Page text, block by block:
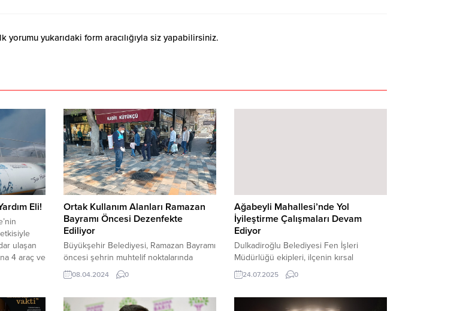
yorumu yukarıdaki form aracılığıyla siz yapabilirsiniz.
Eli!
ulaşan
4 araç ve
koydu.
Ortak Kullanım Alanları Ramazan
Bayramı Öncesi Dezenfekte
Ediliyor
Büyükşehir Belediyesi, Ramazan Bayramı
öncesi şehrin muhtelif noktalarında
ilaçlama ve dezenfeksiyon uygulamalarını
yoğun bir şekilde sürdürüyor. Ekipler
Kahramanmaraş Büyükşehir Belediyesi,
08.04.2024 0
Ağabeyli Mahallesi’nde Yol
İyileştirme Çalışmaları Devam
Ediyor
Dulkadiroğlu Belediyesi Fen İşleri
Müdürlüğü ekipleri, ilçenin kırsal
mahallelerinde ulaşım konforunu artırmak
amacıyla yürüttüğü yol iyileştirme
devam ediyor. Mevcut yolların bakım,
24.07.2025 0